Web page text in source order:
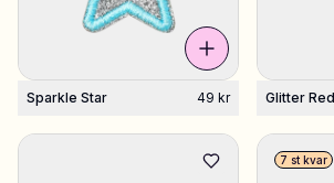
Sparkle Star 49 kr Glitter
7 st kvar